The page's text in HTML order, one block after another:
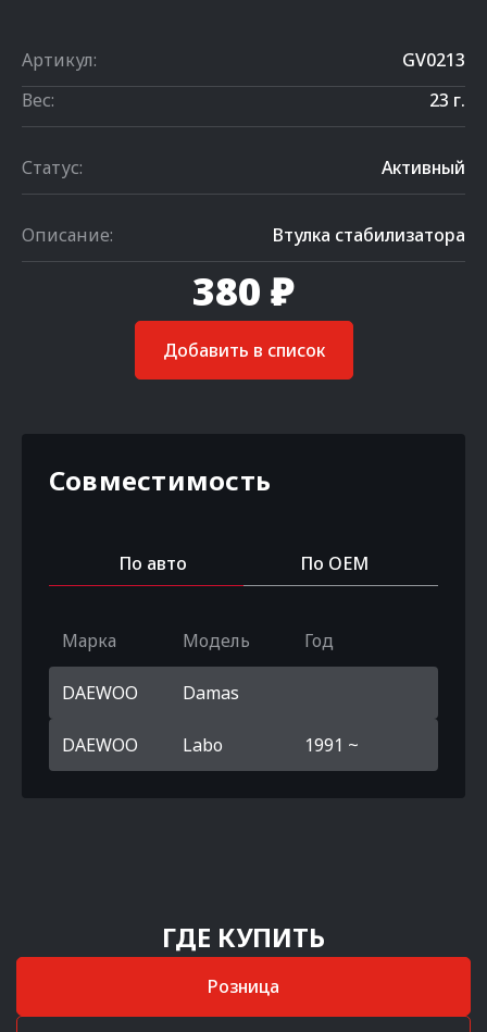
Артикул:
GV0213
Вес:
23 г.
Статус: Активный
Описание: Втулка стабилизатора
380 ₽
Добавить в список
Совместимость
По авто По OEM
Марка Модель Год
DAEWOO Damas
DAEWOO Labo 1991 ~
ГДЕ КУПИТЬ
Розница